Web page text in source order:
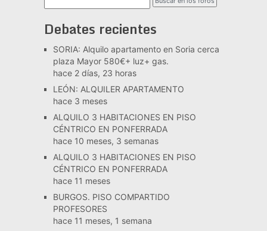
Debates recientes
SORIA: Alquilo apartamento en Soria cerca
plaza Mayor 580€+ luz+ gas.
hace 2 días, 23 horas
LEÓN: ALQUILER APARTAMENTO
hace 3 meses
ALQUILO 3 HABITACIONES EN PISO
CÉNTRICO EN PONFERRADA
hace 10 meses, 3 semanas
ALQUILO 3 HABITACIONES EN PISO
CÉNTRICO EN PONFERRADA
hace 11 meses
BURGOS. PISO COMPARTIDO
PROFESORES
hace 11 meses, 1 semana